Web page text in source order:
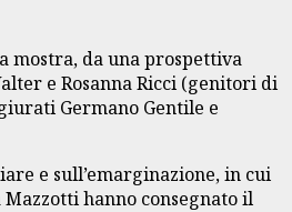
mostra, da una prospettiva
e Rosanna Ricci (genitori di
Germano Gentile e
e sull’emarginazione, in cui
hanno consegnato il